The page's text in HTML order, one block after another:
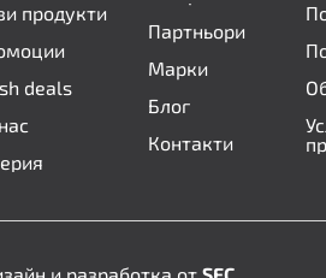
продукти
deals
Партньори
Марки
Блог
Контакти